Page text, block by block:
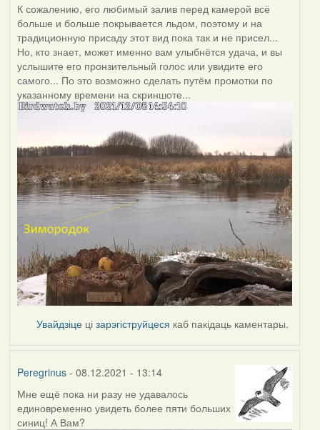
К сожалению, его любимый залив перед камерой всё
больше и больше покрывается льдом, поэтому и на
традиционную присаду этот вид пока так и не присел...
Но, кто знает, может именно вам улыбнётся удача, и вы
услышите его пронзительный голос или увидите его
самого... По это возможно сделать путём промотки по
указанному времени на скриншоте...
Увайдзіце цізарэгіструйцеся каб пакідаць каментары.
Peregrinus- 08.12.2021 - 13:14
Мне ещё пока ни разу не удавалось
единовременно увидеть более пяти больших
синиц! А Вам?